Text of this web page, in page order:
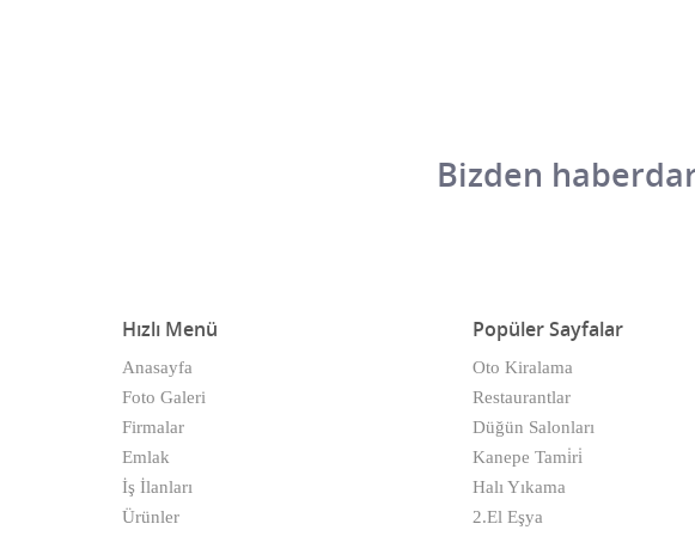
Bizden
Hızlı Menü
Anasayfa
Foto Galeri
Firmalar
Emlak
İş İlanları
Ürünler
Popüler Sayfalar
Oto Kiralama
Restaurantlar
Düğün Salonları
Kanepe Tami̇ri̇
Halı Yıkama
2.El Eşya